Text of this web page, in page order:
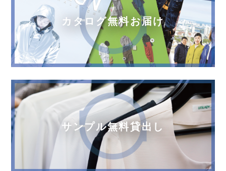
カタログ無料お届け
サンプル無料貸出し